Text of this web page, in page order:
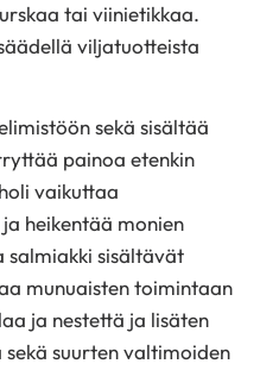
tai viinietikkaa.
viljatuotteista
sekä sisältää
painoa etenkin
vaikuttaa
heikentää monien
salmiakki sisältävät
munuaisten toimintaan
ja nestettä ja lisäten
suurten valtimoiden